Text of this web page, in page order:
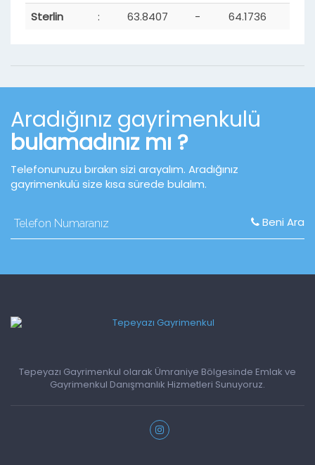
Sterlin
: 63.8407 - 64.1736
Aradığınız gayrimenkulü
bulamadınız mı ?
Telefonunuzu bırakın sizi arayalım. Aradığınız
gayrimenkulü size kısa sürede bulalım.
Beni Ara
Tepeyazı Gayrimenkul olarak Ümraniye Bölgesinde Emlak ve
Gayrimenkul Danışmanlık Hizmetleri Sunuyoruz.